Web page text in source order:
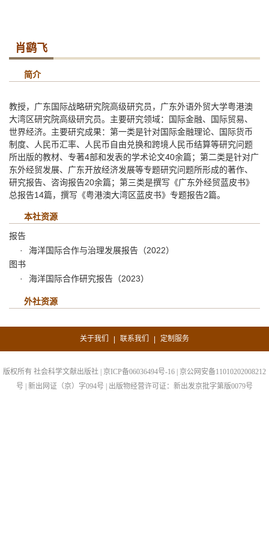
肖鹞飞
简介
教授，广东国际战略研究院高级研究员，广东外语外贸大学粤港澳
大湾区研究院高级研究员。主要研究领域：国际金融、国际贸易、
世界经济。主要研究成果：第一类是针对国际金融理论、国际货币
制度、人民币汇率、人民币自由兑换和跨境人民币结算等研究问题
所出版的教材、专著4部和发表的学术论文40余篇；第二类是针对广
东外经贸发展、广东开放经济发展等专题研究问题所形成的著作、
研究报告、咨询报告20余篇；第三类是撰写《广东外经贸蓝皮书》
总报告14篇，撰写《粤港澳大湾区蓝皮书》专题报告2篇。
本社资源
报告
海洋国际合作与治理发展报告（2022）
图书
海洋国际合作研究报告（2023）
外社资源
关于我们 | 联系我们 | 定制服务
版权所有 社会科学文献出版社 | 京ICP备06036494号-16 | 京公网安备11010202008212
号 | 新出网证（京）字094号 | 出版物经营许可证：新出发京批字第版0079号